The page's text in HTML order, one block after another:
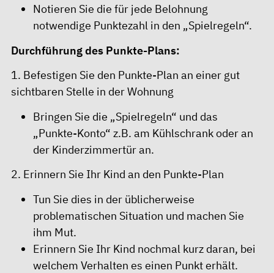
Notieren Sie die für jede Belohnung
notwendige Punktezahl in den „Spielregeln“.
Durchführung des Punkte-Plans:
1. Befestigen Sie den Punkte-Plan an einer gut
sichtbaren Stelle in der Wohnung
Bringen Sie die „Spielregeln“ und das
„Punkte-Konto“ z.B. am Kühlschrank oder an
der Kinderzimmertür an.
2. Erinnern Sie Ihr Kind an den Punkte-Plan
Tun Sie dies in der üblicherweise
problematischen Situation und machen Sie
ihm Mut.
Erinnern Sie Ihr Kind nochmal kurz daran, bei
welchem Verhalten es einen Punkt erhält.